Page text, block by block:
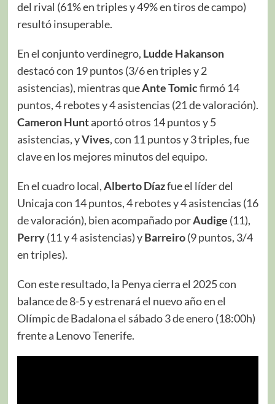
del rival (61% en triples y 49% en tiros de campo)
resultó insuperable.
En el conjunto verdinegro, Ludde Hakanson
destacó con 19 puntos (3/6 en triples y 2
asistencias), mientras queAnte Tomicfirmó 14
puntos, 4 rebotes y 4 asistencias (21 de valoración).
Cameron Huntaportó otros 14 puntos y 5
asistencias, yVives, con 11 puntos y 3 triples, fue
clave en los mejores minutos del equipo.
En el cuadro local,Alberto Díazfue el líder del
Unicaja con 14 puntos, 4 rebotes y 4 asistencias (16
de valoración), bien acompañado porAudige (11),
Perry(11 y 4 asistencias) yBarreiro(9 puntos, 3/4
en triples).
Con este resultado, la Penya cierra el 2025 con
balance de 8-5 y estrenará el nuevo año en el
Olímpic de Badalona el sábado 3 de enero (18:00h)
frente a Lenovo Tenerife.